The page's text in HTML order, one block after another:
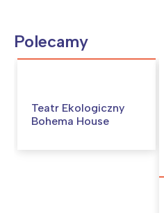
Polecamy
Teatr Ekologiczny
Bohema House